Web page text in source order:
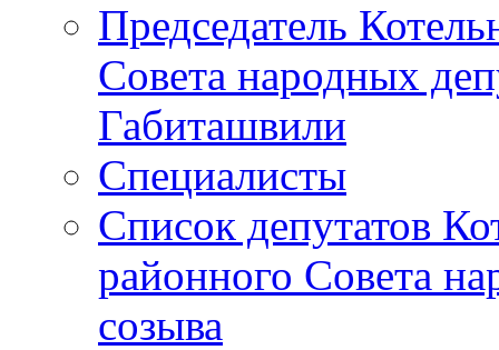
Председатель
Совета народных
Габиташвили
Специалисты
Список депутатов
районного Совета
созыва